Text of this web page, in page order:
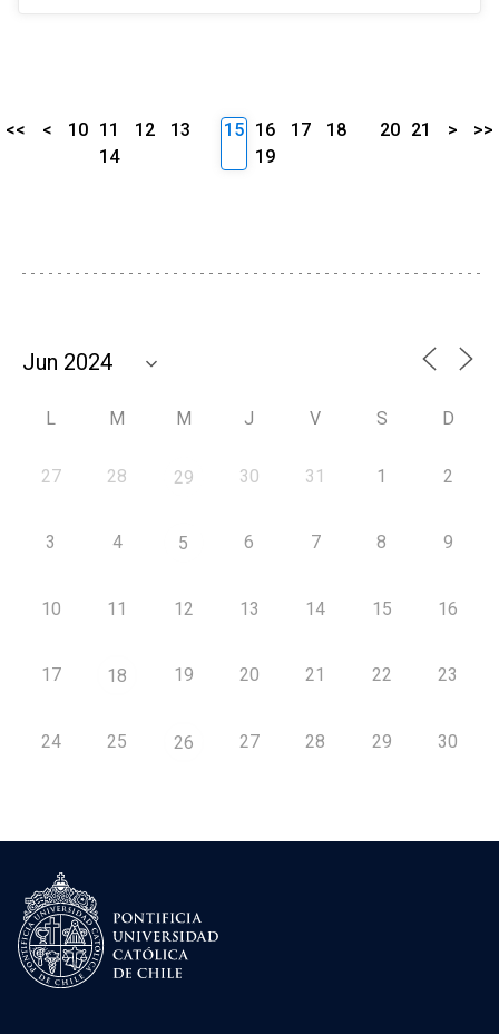
<< < 10 11 12
13
14
15 16 17
18
19
20 21 > >>
L M M J V S D
27 28 29 30 31 1 2
3 4 5 6 7 8 9
10 11 12 13 14 15 16
17 18 19 20 21 22 23
24 25 26 27 28 29 30